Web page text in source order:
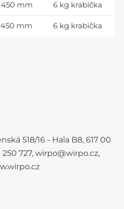
450 mm 6 kg krabička
450 mm 6 kg krabička
518/16 - Hala B8, 617 00
727, wirpo@wirpo.cz,